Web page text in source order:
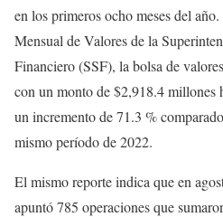
en los primeros ocho meses del
Mensual de Valores de la
Financiero (SSF), la bolsa de
con un monto de $2,918.4 millones
un incremento de 71.3 %
mismo período de 2022.
El mismo reporte indica que en
apuntó 785 operaciones que